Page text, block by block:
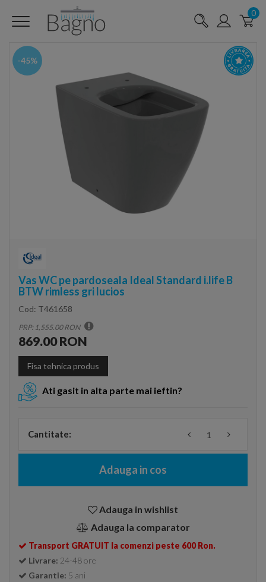
0
-45%
Vas WC pe pardoseala Ideal Standard i.life B
BTW rimless gri lucios
Cod: T461658
PRP: 1,555.00 RON
869.00 RON
Fisa tehnica produs
Ati gasit in alta parte mai ieftin?
Cantitate:
Adauga in cos
Adauga in wishlist
Adauga la comparator
Transport GRATUIT la comenzi peste 600 Ron.
Livrare: 24-48 ore
Garantie: 5 ani